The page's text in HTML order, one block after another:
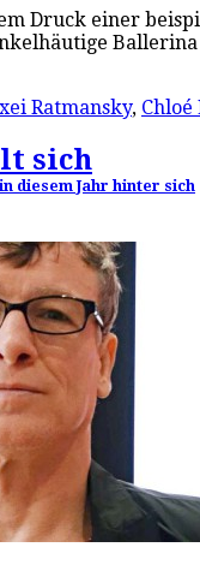
Druck einer
Ratmansky, Chloé
sich
diesem Jahr hinter sich